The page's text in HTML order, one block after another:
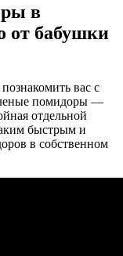
в
от бабушки
вас с
помидоры —
отдельной
быстрым и
в собственном